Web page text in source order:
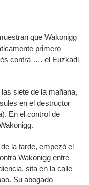
que Wakonigg
primero
contra …. el Euzkadi
siete de la mañana,
en el destructor
En el control de
la tarde, empezó el
Wakonigg entre
sita en la calle
Su abogado